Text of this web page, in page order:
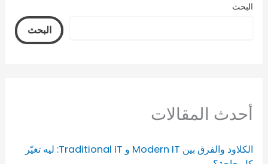
البحث
البحث
أحدث المقالات
الكلاود والفرق بين Modern IT و Traditional IT: ليه تغيّر